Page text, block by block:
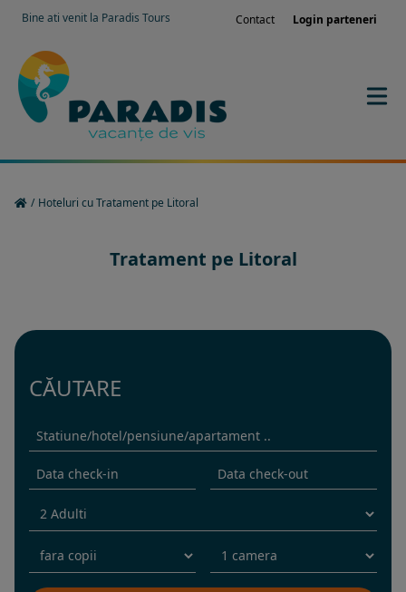
Bine ati venit la Paradis Tours Contact Login parteneri
/ Hoteluri cu Tratament pe Litoral
Tratament pe Litoral
CĂUTARE